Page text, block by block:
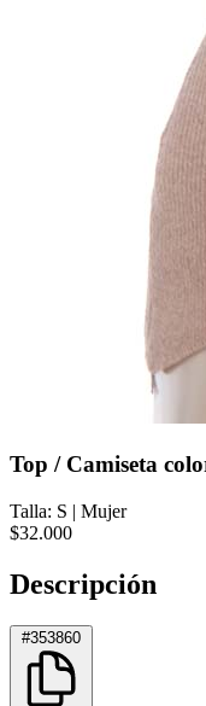
Top / Camiseta
Talla: S | Mujer
$32.000
Descripción
#353860